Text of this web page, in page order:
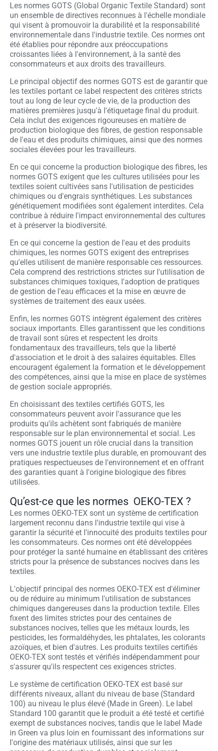
Les normes GOTS (Global Organic Textile Standard) sont
un ensemble de directives reconnues à l'échelle mondiale
qui visent à promouvoir la durabilité et la responsabilité
environnementale dans l'industrie textile. Ces normes ont
été établies pour répondre aux préoccupations
croissantes liées à l'environnement, à la santé des
consommateurs et aux droits des travailleurs.
Le principal objectif des normes GOTS est de garantir que
les textiles portant ce label respectent des critères stricts
tout au long de leur cycle de vie, de la production des
matières premières jusqu'à l'étiquetage final du produit.
Cela inclut des exigences rigoureuses en matière de
production biologique des fibres, de gestion responsable
de l'eau et des produits chimiques, ainsi que des normes
sociales élevées pour les travailleurs.
En ce qui concerne la production biologique des fibres, les
normes GOTS exigent que les cultures utilisées pour les
textiles soient cultivées sans l'utilisation de pesticides
chimiques ou d'engrais synthétiques. Les substances
génétiquement modifiées sont également interdites. Cela
contribue à réduire l'impact environnemental des cultures
et à préserver la biodiversité.
En ce qui concerne la gestion de l'eau et des produits
chimiques, les normes GOTS exigent des entreprises
qu'elles utilisent de manière responsable ces ressources.
Cela comprend des restrictions strictes sur l'utilisation de
substances chimiques toxiques, l'adoption de pratiques
de gestion de l'eau efficaces et la mise en œuvre de
systèmes de traitement des eaux usées.
Enfin, les normes GOTS intègrent également des critères
sociaux importants. Elles garantissent que les conditions
de travail sont sûres et respectent les droits
fondamentaux des travailleurs, tels que la liberté
d'association et le droit à des salaires équitables. Elles
encouragent également la formation et le développement
des compétences, ainsi que la mise en place de systèmes
de gestion sociale appropriés.
En choisissant des textiles certifiés GOTS, les
consommateurs peuvent avoir l'assurance que les
produits qu'ils achètent sont fabriqués de manière
responsable sur le plan environnemental et social. Les
normes GOTS jouent un rôle crucial dans la transition
vers une industrie textile plus durable, en promouvant des
pratiques respectueuses de l'environnement et en offrant
des garanties quant à l'origine biologique des fibres
utilisées.
Qu’est-ce que les normes OEKO-TEX ?
Les normes OEKO-TEX sont un système de certification
largement reconnu dans l'industrie textile qui vise à
garantir la sécurité et l'innocuité des produits textiles pour
les consommateurs. Ces normes ont été développées
pour protéger la santé humaine en établissant des critères
stricts pour la présence de substances nocives dans les
textiles.
L'objectif principal des normes OEKO-TEX est d'éliminer
ou de réduire au minimum l'utilisation de substances
chimiques dangereuses dans la production textile. Elles
fixent des limites strictes pour des centaines de
substances nocives, telles que les métaux lourds, les
pesticides, les formaldéhydes, les phtalates, les colorants
azoïques, et bien d'autres. Les produits textiles certifiés
OEKO-TEX sont testés et vérifiés indépendamment pour
s'assurer qu'ils respectent ces exigences strictes.
Le système de certification OEKO-TEX est basé sur
différents niveaux, allant du niveau de base (Standard
100) au niveau le plus élevé (Made in Green). Le label
Standard 100 garantit que le produit a été testé et certifié
exempt de substances nocives, tandis que le label Made
in Green va plus loin en fournissant des informations sur
l'origine des matériaux utilisés, ainsi que sur les